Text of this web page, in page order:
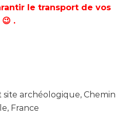
le transport de vos
.
archéologique, Chemin
France